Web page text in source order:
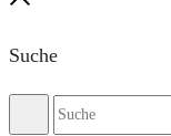
Suche